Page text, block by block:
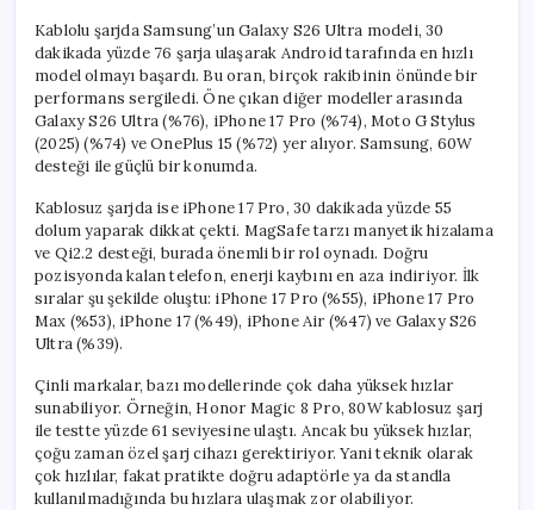
Kablolu şarjda Samsung’un Galaxy S26 Ultra modeli, 30
dakikada yüzde 76 şarja ulaşarak Android tarafında en hızlı
model olmayı başardı. Bu oran, birçok rakibinin önünde bir
performans sergiledi. Öne çıkan diğer modeller arasında
Galaxy S26 Ultra (%76), iPhone 17 Pro (%74), Moto G Stylus
(2025) (%74) ve OnePlus 15 (%72) yer alıyor. Samsung, 60W
desteği ile güçlü bir konumda.
Kablosuz şarjda ise iPhone 17 Pro, 30 dakikada yüzde 55
dolum yaparak dikkat çekti. MagSafe tarzı manyetik hizalama
ve Qi2.2 desteği, burada önemli bir rol oynadı. Doğru
pozisyonda kalan telefon, enerji kaybını en aza indiriyor. İlk
sıralar şu şekilde oluştu: iPhone 17 Pro (%55), iPhone 17 Pro
Max (%53), iPhone 17 (%49), iPhone Air (%47) ve Galaxy S26
Ultra (%39).
Çinli markalar, bazı modellerinde çok daha yüksek hızlar
sunabiliyor. Örneğin, Honor Magic 8 Pro, 80W kablosuz şarj
ile testte yüzde 61 seviyesine ulaştı. Ancak bu yüksek hızlar,
çoğu zaman özel şarj cihazı gerektiriyor. Yani teknik olarak
çok hızlılar, fakat pratikte doğru adaptörle ya da standla
kullanılmadığında bu hızlara ulaşmak zor olabiliyor.